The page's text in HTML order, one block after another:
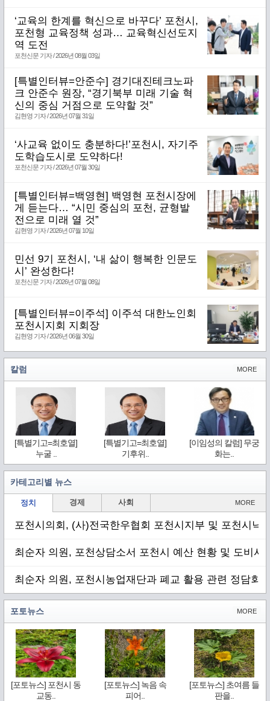
‘교육의 한계를 혁신으로 바꾸다’ 포천시,
포천형 교육정책 성과… 교육혁신선도지
역 도전
포천신문 기자 / 2026년 08월 03일
[특별인터뷰=안준수] 경기대진테크노파
크 안준수 원장, “경기북부 미래 기술 혁
신의 중심 거점으로 도약할 것”
김현영 기자 / 2026년 07월 31일
‘사교육 없이도 충분하다!’포천시, 자기주
도학습도시로 도약하다!
포천신문 기자 / 2026년 07월 30일
[특별인터뷰=백영현] 백영현 포천시장에
게 듣는다… “시민 중심의 포천, 균형발
전으로 미래 열 것”
김현영 기자 / 2026년 07월 10일
민선 9기 포천시, ‘내 삶이 행복한 인문도
시’ 완성한다!
포천신문 기자 / 2026년 07월 08일
[특별인터뷰=이주석] 이주석 대한노인회
포천시지회 지회장
김현영 기자 / 2026년 06월 30일
MORE
칼럼
[특별기고=최호열]
누굴 ..
[특별기고=최호열]
기후위..
[이임성의 칼럼] 무궁
화는..
카테고리별 뉴스
정치 경제 사회 MORE
포천시의회, (사)전국한우협회 포천시지부 및 포천시낙
최순자 의원, 포천상담소서 포천시 예산 현황 및 도비사
최순자 의원, 포천시농업재단과 폐교 활용 관련 정담회
MORE
포토뉴스
[포토뉴스] 포천시 동
교동..
[포토뉴스] 녹음 속
피어..
[포토뉴스] 초여름 들
판을..